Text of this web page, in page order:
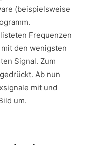
(beispielsweise
Frequenzen
den wenigsten
Signal. Zum
Ab nun
mit und
um.